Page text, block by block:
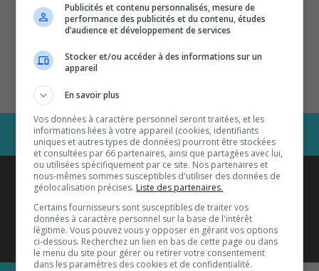
Coyote New Countryest diffusé
également sur1033 HD2
Écoutez-nous aussi sur…
Publicités et contenu personnalisés, mesure de
performance des publicités et du contenu, études
d’audience et développement de services
Stocker et/ou accéder à des informations sur un
appareil
En savoir plus
Vos données à caractère personnel seront traitées, et les
informations liées à votre appareil (cookies, identifiants
uniques et autres types de données) pourront être stockées
et consultées par 66 partenaires, ainsi que partagées avec lui,
ou utilisées spécifiquement par ce site. Nos partenaires et
nous-mêmes sommes susceptibles d'utiliser des données de
géolocalisation précises. Liste des partenaires.
Certains fournisseurs sont susceptibles de traiter vos
données à caractère personnel sur la base de l'intérêt
légitime. Vous pouvez vous y opposer en gérant vos options
ci-dessous. Recherchez un lien en bas de cette page ou dans
le menu du site pour gérer ou retirer votre consentement
dans les paramètres des cookies et de confidentialité.